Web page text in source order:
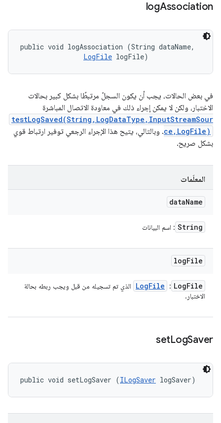
logAssociation
public void logAssociation (String dataName,
LogFile logFile)
في بعض الحالات، يجب أن يكون السجلّ مرتبطًا بشكل كبير بحالات
الاختبار، ولكن لا يمكن إجراء ذلك في معاودة الاتصال المباشرة
testLogSaved(String,LogDataType,InputStreamSour
ce,LogFile). وبالتالي، يتيح هذا الإجراء الرجعي توفير ارتباط قوي
بشكل صريح.
المعلَمات
dataName
String : اسم البيانات
logFile
LogFile
:
LogFile
الذي تم تسجيله من قبل ويجب ربطه بحالة
الاختبار.
setLogSaver
public void setLogSaver (ILogSaver logSaver)